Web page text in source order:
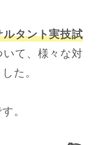
タント実技試
いて、様々な対
た。
。